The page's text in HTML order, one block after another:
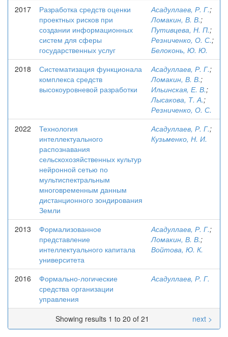
2017
Разработка средств оценки
проектных рисков при
создании информационных
систем для сферы
государственных услуг
Асадуллаев, Р. Г.;
Ломакин, В. В.;
Путивцева, Н. П.;
Резниченко, О. С.;
Белоконь, Ю. Ю.
2018
Систематизация функционала
комплекса средств
высокоуровневой разработки
Асадуллаев, Р. Г.;
Ломакин, В. В.;
Ильинская, Е. В.;
Лысакова, Т. А.;
Резниченко, О. С.
2022
Технология
интеллектуального
распознавания
сельскохозяйственных культур
нейронной сетью по
мультиспектральным
многовременным данным
дистанционного зондирования
Земли
Асадуллаев, Р. Г.;
Кузьменко, Н. И.
2013
Формализованное
представление
интеллектуального капитала
университета
Асадуллаев, Р. Г.;
Ломакин, В. В.;
Войтова, Ю. К.
2016
Формально-логические
средства организации
управления
Асадуллаев, Р. Г.
Showing results 1 to 20 of 21 next >